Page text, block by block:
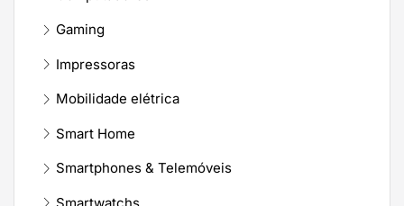
Gaming
Impressoras
Mobilidade elétrica
Smart Home
Smartphones & Telemóveis